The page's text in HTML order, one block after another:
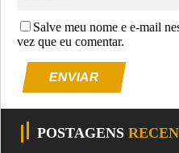
Salve meu nome e e-mail
vez que eu comentar.
ENVIAR
POSTAGENS